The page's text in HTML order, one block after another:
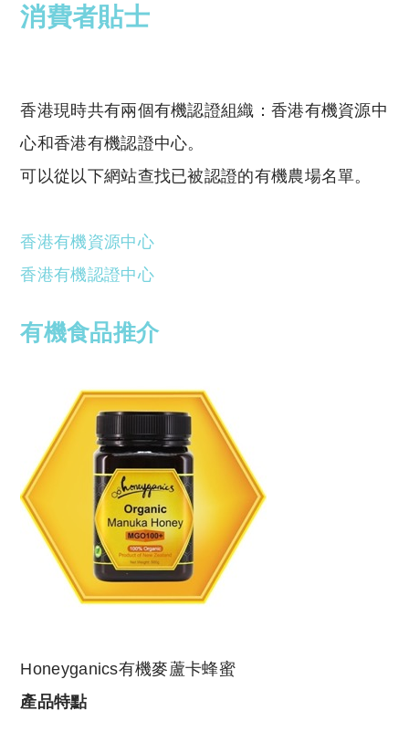
消費者貼士
香港現時共有兩個有機認證組織：香港有機資源中
心和香港有機認證中心。
可以從以下網站查找已被認證的有機農場名單。
香港有機資源中心
香港有機認證中心
有機食品推介
Honeyganics有機麥蘆卡蜂蜜
產品特點